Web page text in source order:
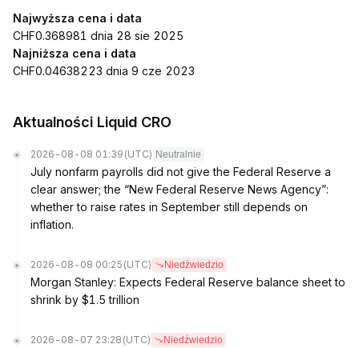
Najwyższa cena i data
CHF0.368981 dnia 28 sie 2025
Najniższa cena i data
CHF0.04638223 dnia 9 cze 2023
Aktualności Liquid CRO
2026-08-08 01:39 (UTC) Neutralnie
July nonfarm payrolls did not give the Federal Reserve a
clear answer; the “New Federal Reserve News Agency”:
whether to raise rates in September still depends on
inflation.
2026-08-08 00:25 (UTC) Niedźwiedzio
Morgan Stanley: Expects Federal Reserve balance sheet to
shrink by $1.5 trillion
2026-08-07 23:28 (UTC) Niedźwiedzio